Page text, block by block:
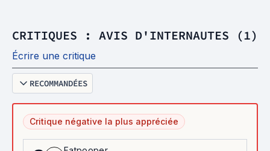
CRITIQUES : AVIS D'INTERNAUTES (1)
Écrire une critique
RECOMMANDÉES
Critique négative la plus appréciée